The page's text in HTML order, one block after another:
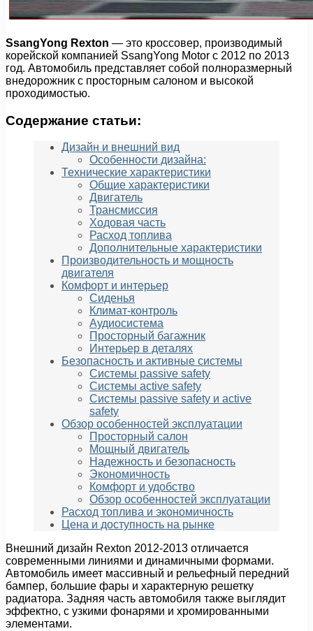
SsangYong Rexton — это кроссовер, производимый
корейской компанией SsangYong Motor с 2012 по 2013
год. Автомобиль представляет собой полноразмерный
внедорожник с просторным салоном и высокой
проходимостью.
Содержание статьи:
Дизайн и внешний вид
Особенности дизайна:
Технические характеристики
Общие характеристики
Двигатель
Трансмиссия
Ходовая часть
Расход топлива
Дополнительные характеристики
Производительность и мощность
двигателя
Комфорт и интерьер
Сиденья
Климат-контроль
Аудиосистема
Просторный багажник
Интерьер в деталях
Безопасность и активные системы
Системы passivе safety
Системы active safety
Системы passivе safety и active
safety
Обзор особенностей эксплуатации
Просторный салон
Мощный двигатель
Надежность и безопасность
Экономичность
Комфорт и удобство
Обзор особенностей эксплуатации
Расход топлива и экономичность
Цена и доступность на рынке
Внешний дизайн Rexton 2012-2013 отличается
современными линиями и динамичными формами.
Автомобиль имеет массивный и рельефный передний
бампер, большие фары и характерную решетку
радиатора. Задняя часть автомобиля также выглядит
эффектно, с узкими фонарями и хромированными
элементами.